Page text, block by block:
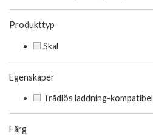
Produkttyp
Skal
Egenskaper
Trådlös laddning-kompatibel
Färg